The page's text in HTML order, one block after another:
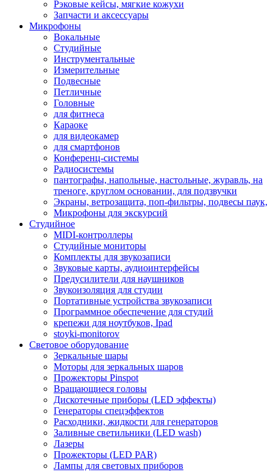
Рэковые кейсы, мягкие кожухи
Запчасти и аксессуары
Микрофоны
Вокальные
Студийные
Инструментальные
Измерительные
Подвесные
Петличные
Головные
для фитнеса
Караоке
для видеокамер
для смартфонов
Конференц-системы
Радиосистемы
пантографы, напольные, настольные, журавль, на
треноге, круглом основании, для подзвучки
Экраны, ветрозащита, поп-фильтры, подвесы паук,
Микрофоны для экскурсий
Студийное
MIDI-контроллеры
Студийные мониторы
Комплекты для звукозаписи
Звуковые карты, аудиоинтерфейсы
Предусилители для наушников
Звукоизоляция для студии
Портативные устройства звукозаписи
Программное обеспечение для студий
крепежи для ноутбуков, Ipad
stoyki-monitorov
Световое оборудование
Зеркальные шары
Моторы для зеркальных шаров
Прожекторы Pinspot
Вращающиеся головы
Дискотечные приборы (LED эффекты)
Генераторы спецэффектов
Расходники, жидкости для генераторов
Заливные светильники (LED wash)
Лазеры
Прожекторы (LED PAR)
Лампы для световых приборов